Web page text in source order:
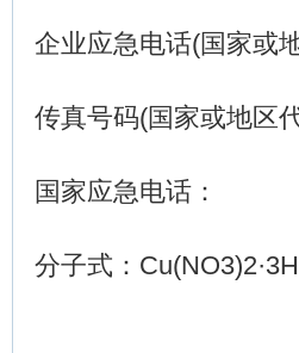
企业应急电话(国家或
传真号码(国家或地区
国家应急电话：
分子式：